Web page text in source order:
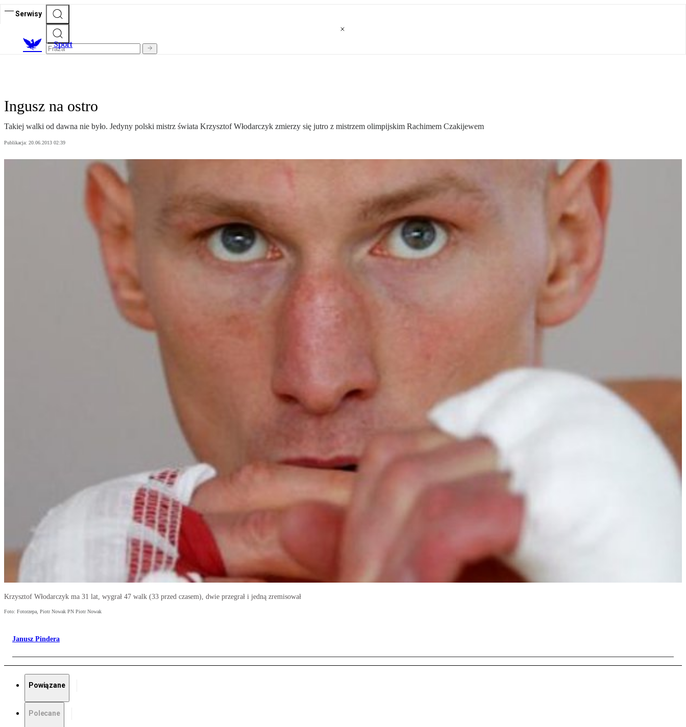
Serwisy
Sport
Ingusz na ostro
Takiej walki od dawna nie było. Jedyny polski mistrz świata Krzysztof Włodarczyk zmierzy się jutro z mistrzem olimpijskim Rachimem Czakijewem
Publikacja: 20.06.2013 02:39
Krzysztof Włodarczyk ma 31 lat, wygrał 47 walk (33 przed czasem), dwie przegrał i jedną zremisował
Foto: Fotorzepa, Piotr Nowak PN Piotr Nowak
Janusz Pindera
Powiązane
Polecane